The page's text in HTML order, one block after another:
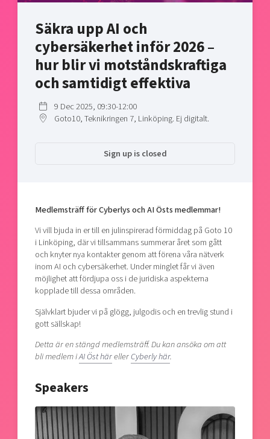
Bright East
East Sweden Tech Women
Talent & skills
Startup & industry collaboration
Offers to boost your business
Funding opportunities
Projects
Publications
Project toolbox
Our clusters
Today's lunch in Mjärdevi
Säkra upp AI och
cybersäkerhet inför 2026 –
hur blir vi motståndskraftiga
och samtidigt effektiva
9 Dec 2025, 09:30-12:00
Goto10, Teknikringen 7, Linköping. Ej digitalt.
Sign up is closed
Medlemsträff för Cyberlys och AI Östs medlemmar!
Vi vill bjuda in er till en julinspirerad förmiddag på Goto 10
i Linköping, där vi tillsammans summerar året som gått
och knyter nya kontakter genom att förena våra nätverk
inom AI och cybersäkerhet. Under minglet får vi även
möjlighet att fördjupa oss i de juridiska aspekterna
kopplade till dessa områden.
Självklart bjuder vi på glögg, julgodis och en trevlig stund i
gott sällskap!
Detta är en stängd medlemsträff. Du kan ansöka om att
bli medlem iAI Öst härellerCyberly här.
Speakers